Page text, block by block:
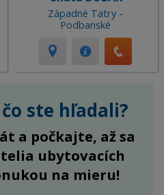
Západné Tatry -
Podbanské
ste hľadali?
a počkajte, až sa
ubytovacích
na mieru!